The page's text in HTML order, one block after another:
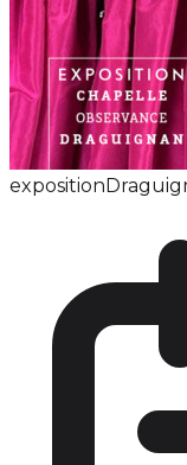
exposition